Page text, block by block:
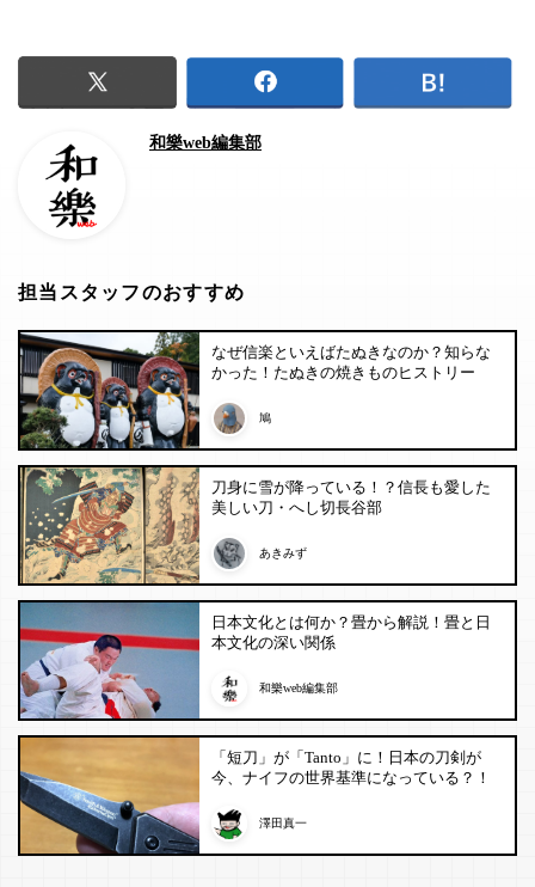
和樂web編集部
担当スタッフのおすすめ
なぜ信楽といえばたぬきなのか？知らな
かった！たぬきの焼きものヒストリー
鳩
刀身に雪が降っている！？信長も愛した
美しい刀・へし切長谷部
あきみず
日本文化とは何か？畳から解説！畳と日
本文化の深い関係
和樂web編集部
「短刀」が「Tanto」に！日本の刀剣が
今、ナイフの世界基準になっている？！
澤田真一